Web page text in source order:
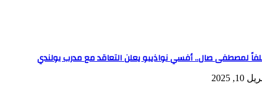
لمصطفى صال.. أفسي نواذيبو يعلن التعاقد مع مدرب بولندي
10, 2025